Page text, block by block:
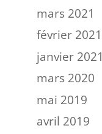
mars 2021
février 2021
janvier 2021
mars 2020
mai 2019
avril 2019